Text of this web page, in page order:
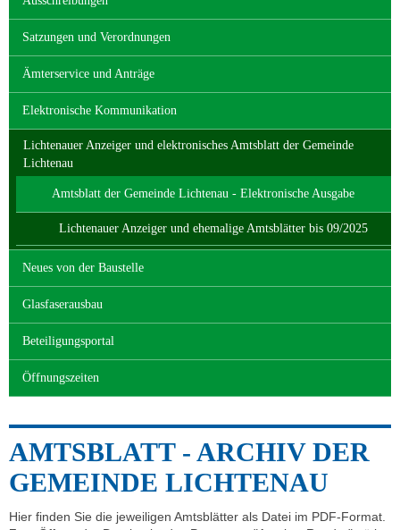
Satzungen und Verordnungen
Ämterservice und Anträge
Elektronische Kommunikation
Lichtenauer Anzeiger und elektronisches Amtsblatt der Gemeinde
Lichtenau
Amtsblatt der Gemeinde Lichtenau - Elektronische Ausgabe
Lichtenauer Anzeiger und ehemalige Amtsblätter bis 09/2025
Neues von der Baustelle
Glasfaserausbau
Beteiligungsportal
Öffnungszeiten
AMTSBLATT - ARCHIV DER
GEMEINDE LICHTENAU
Hier finden Sie die jeweiligen Amtsblätter als Datei im PDF-Format.